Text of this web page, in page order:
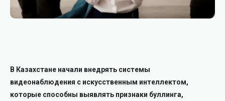
В Казахстане начали внедрять системы
видеонаблюдения с искусственным интеллектом,
которые способны выявлять признаки буллинга,